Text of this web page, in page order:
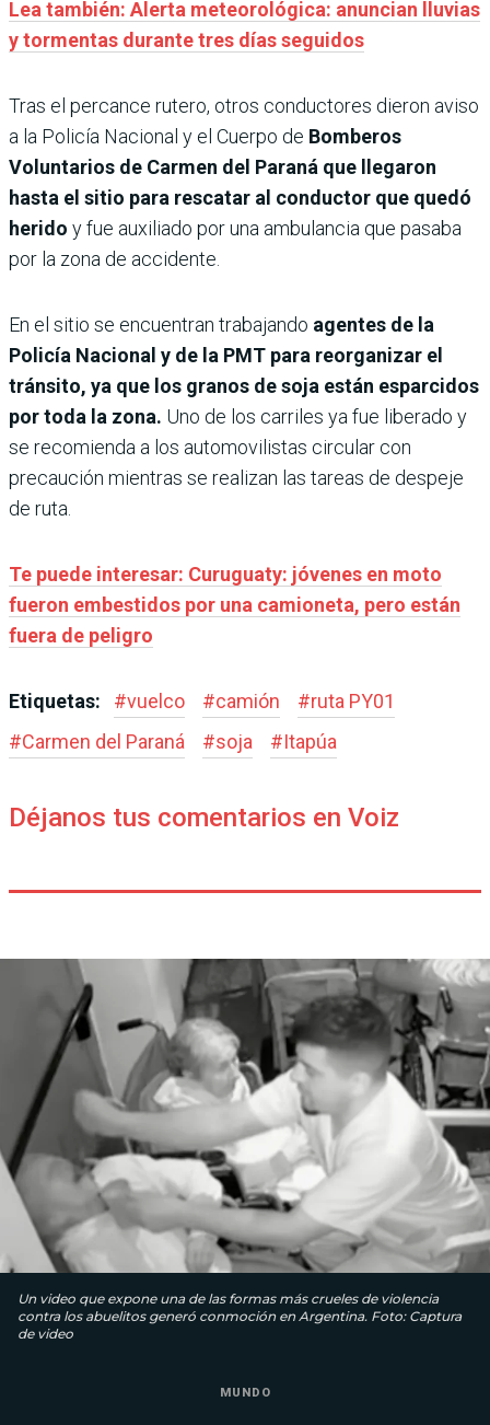
Lea también: Alerta meteorológica: anuncian lluvias
y tormentas durante tres días seguidos
Tras el percance rutero, otros conductores dieron aviso
a la Policía Nacional y el Cuerpo de Bomberos
Voluntarios de Carmen del Paraná que llegaron
hasta el sitio para rescatar al conductor que quedó
herido y fue auxiliado por una ambulancia que pasaba
por la zona de accidente.
En el sitio se encuentran trabajando agentes de la
Policía Nacional y de la PMT para reorganizar el
tránsito, ya que los granos de soja están esparcidos
por toda la zona. Uno de los carriles ya fue liberado y
se recomienda a los automovilistas circular con
precaución mientras se realizan las tareas de despeje
de ruta.
Te puede interesar: Curuguaty: jóvenes en moto
fueron embestidos por una camioneta, pero están
fuera de peligro
Etiquetas: #vuelco #camión #ruta PY01
#Carmen del Paraná #soja #Itapúa
Déjanos tus comentarios en Voiz
Un video que expone una de las formas más crueles de violencia
contra los abuelitos generó conmoción en Argentina. Foto: Captura
de video
MUNDO